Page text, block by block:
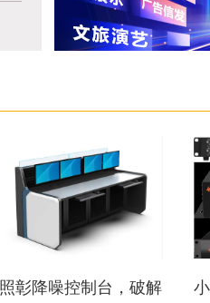
照彰降噪控制台，破解